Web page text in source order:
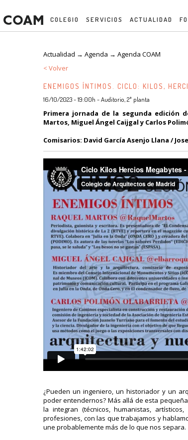
COLEGIO SERVICIOS ACTUALIDAD
Actualidad → Agenda → Agenda COAM
< Volver
ENEMIGOS ÍNTIMOS. CICLO: KILOS,
16/10/2023 - 19:00h - Auditorio, 2ª planta
Primera jornada de la segunda edición
Martos, Miguel Ángel Caijgal y Carlos
Comisarios: David García Asenjo Llana /
¿Pueden un ingeniero, un historiador y un
poder entendernos? Más allá de esta
la integran (técnicos, humanistas,
profesiones, con las que trabajamos y
une probablemente más de lo que nos separa.